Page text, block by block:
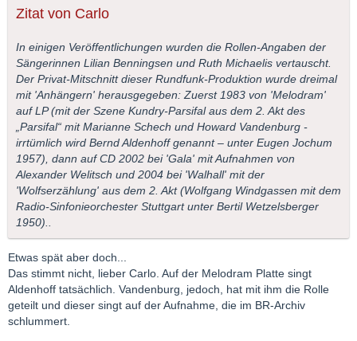
Zitat von Carlo
In einigen Veröffentlichungen wurden die Rollen-Angaben der
Sängerinnen Lilian Benningsen und Ruth Michaelis vertauscht.
Der Privat-Mitschnitt dieser Rundfunk-Produktion wurde dreimal
mit 'Anhängern' herausgegeben: Zuerst 1983 von 'Melodram'
auf LP (mit der Szene Kundry-Parsifal aus dem 2. Akt des
„Parsifal“ mit Marianne Schech und Howard Vandenburg -
irrtümlich wird Bernd Aldenhoff genannt – unter Eugen Jochum
1957), dann auf CD 2002 bei 'Gala' mit Aufnahmen von
Alexander Welitsch und 2004 bei 'Walhall' mit der
'Wolfserzählung' aus dem 2. Akt (Wolfgang Windgassen mit dem
Radio-Sinfonieorchester Stuttgart unter Bertil Wetzelsberger
1950)..
Etwas spät aber doch...
Das stimmt nicht, lieber Carlo. Auf der Melodram Platte singt
Aldenhoff tatsächlich. Vandenburg, jedoch, hat mit ihm die Rolle
geteilt und dieser singt auf der Aufnahme, die im BR-Archiv
schlummert.